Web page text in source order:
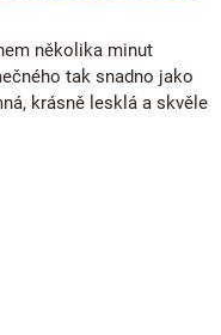
několika minut
tak snadno jako
krásně lesklá a skvěle